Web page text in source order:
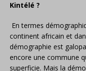
Kintélé ?
En termes
continent africain et
démographie est
encore une commune
superficie. Mais la